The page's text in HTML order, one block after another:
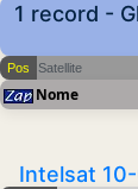
1 record -
Pos Satellite
Nome
Intelsat